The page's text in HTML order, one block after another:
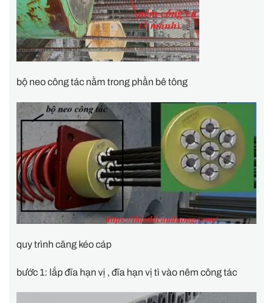
bộ neo công tác nằm trong phần bê tông
quy trình căng kéo cáp
bước 1: lắp đĩa hạn vị , đĩa hạn vị tì vào nêm công tác